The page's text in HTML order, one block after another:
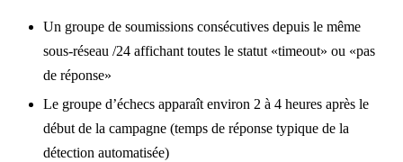
Un groupe de soumissions consécutives depuis le même
sous-réseau /24 affichant toutes le statut «timeout» ou «pas
de réponse»
Le groupe d’échecs apparaît environ 2 à 4 heures après le
début de la campagne (temps de réponse typique de la
détection automatisée)